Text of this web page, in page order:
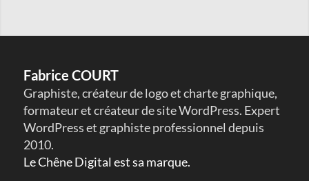
Fabrice COURT
Graphiste, créateur de logo et charte graphique,
formateur et créateur de site WordPress. Expert
WordPress et graphiste professionnel depuis
2010.
Le Chêne Digital est sa marque.